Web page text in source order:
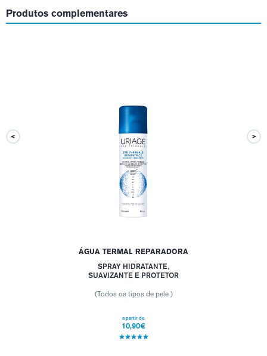
Produtos complementares
ÁGUA TERMAL REPARADORA
SPRAY HIDRATANTE,
SUAVIZANTE E PROTETOR
(Todos os tipos de pele )
a partir de
10,90€